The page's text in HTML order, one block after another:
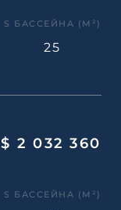
S БАССЕЙНА (М²)
25
S БАССЕЙНА (М²)
$ 2 032 360